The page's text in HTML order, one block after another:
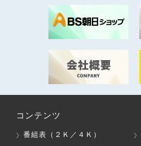
コンテンツ
番組表（２Ｋ／４Ｋ）